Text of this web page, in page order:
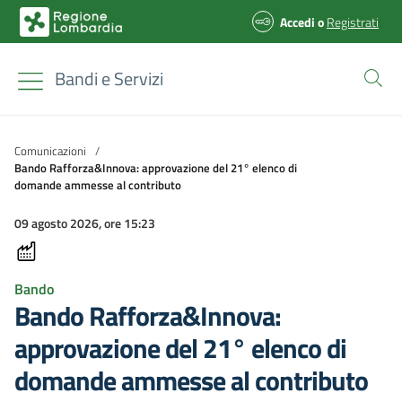
AccedioRegistrati
Bandi e Servizi
Comunicazioni /
Bando Rafforza&Innova: approvazione del 21° elenco di
domande ammesse al contributo
09 agosto 2026, ore 15:23
Bando
Bando Rafforza&Innova:
approvazione del 21° elenco di
domande ammesse al contributo